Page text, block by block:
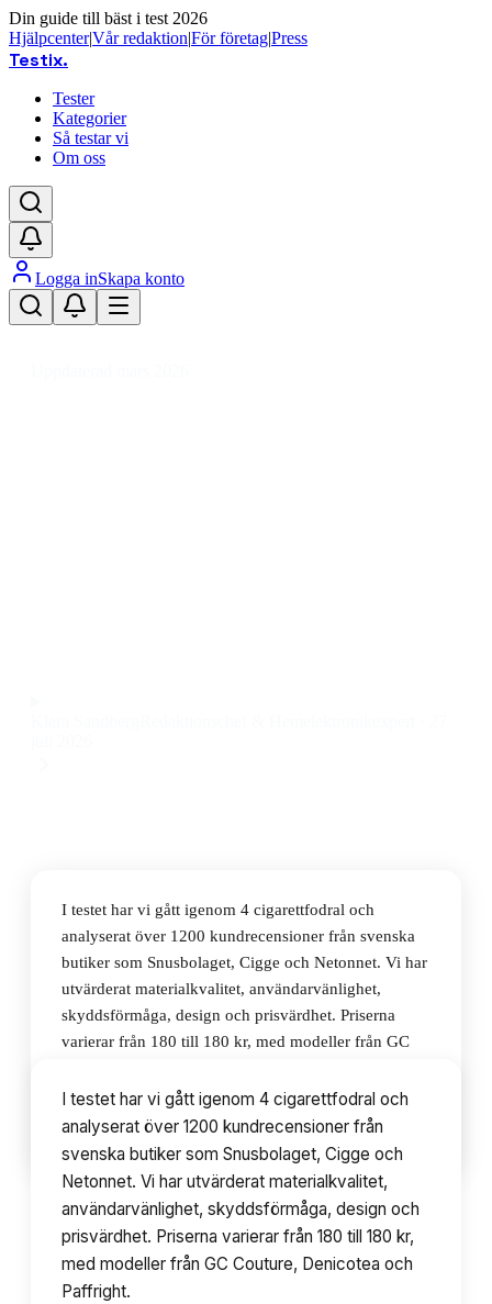
Din guide till bäst i test 2026
Hjälpcenter|Vår redaktion|För företag|Press
Testix.
Tester
Kategorier
Så testar vi
Om oss
Logga inSkapa konto
I testet har vi gått igenom 4 cigarettfodral och
analyserat över 1200 kundrecensioner från svenska
butiker som Snusbolaget, Cigge och Netonnet. Vi har
utvärderat materialkvalitet, användarvänlighet,
skyddsförmåga, design och prisvärdhet. Priserna
varierar från 180 till 180 kr, med modeller från GC
Innehållsförteckning 6avsnitt
I testet har vi gått igenom 4 cigarettfodral och
analyserat över 1200 kundrecensioner från
svenska butiker som Snusbolaget, Cigge och
Netonnet. Vi har utvärderat materialkvalitet,
användarvänlighet, skyddsförmåga, design och
prisvärdhet. Priserna varierar från 180 till 180 kr,
med modeller från GC Couture, Denicotea och
Paffright.